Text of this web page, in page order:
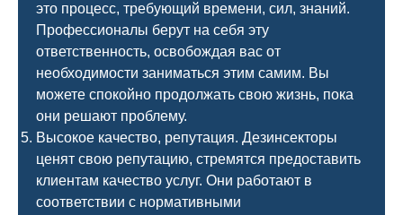
это процесс, требующий времени, сил, знаний.
Профессионалы берут на себя эту
ответственность, освобождая вас от
необходимости заниматься этим самим. Вы
можете спокойно продолжать свою жизнь, пока
они решают проблему.
Высокое качество, репутация. Дезинсекторы
ценят свою репутацию, стремятся предоставить
клиентам качество услуг. Они работают в
соответствии с нормативными